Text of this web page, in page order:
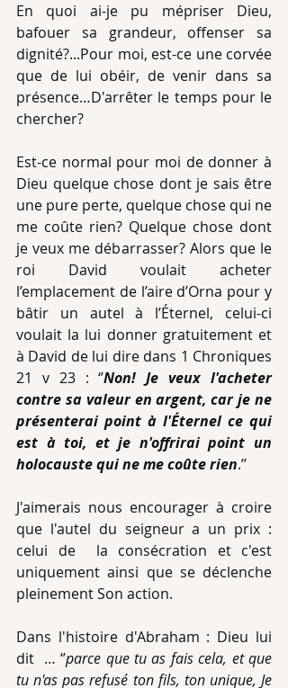
En quoi ai-je pu mépriser Dieu,
bafouer sa grandeur, offenser sa
dignité?...Pour moi, est-ce une corvée
que de lui obéir, de venir dans sa
présence…D'arrêter le temps pour le
chercher?
Est-ce normal pour moi de donner à
Dieu quelque chose dont je sais être
une pure perte, quelque chose qui ne
me coûte rien? Quelque chose dont
je veux me débarrasser? Alors que le
roi David voulait acheter
l’emplacement de l’aire d’Orna pour y
bâtir un autel à l’Éternel, celui-ci
voulait la lui donner gratuitement et
à David de lui dire dans 1 Chroniques
21 v 23 : ‘’Non! Je veux l'acheter
contre sa valeur en argent, car je ne
présenterai point à l'Éternel ce qui
est à toi, et je n'offrirai point un
holocauste qui ne me coûte rien.’’
J'aimerais nous encourager à croire
que l'autel du seigneur a un prix :
celui de  la consécration et c'est
uniquement ainsi que se déclenche
pleinement Son action.
Dans l'histoire d'Abraham : Dieu lui
dit  … ‘’parce que tu as fais cela, et que
tu n'as pas refusé ton fils, ton unique, Je